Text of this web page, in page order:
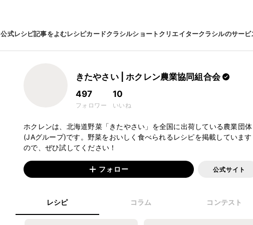
公式レシピ記事をよむレシピカードクラシルショートクリエイタークラシルのサービ
きたやさい | ホクレン農業協同組合会
497
フォロワー
10
いいね
ホクレンは、北海道野菜「きたやさい」を全国に出荷している農業団体
(JAグループ)です。野菜をおいしく食べられるレシピを掲載しています
フォロー 公式サイト
レシピ コラム コンテスト